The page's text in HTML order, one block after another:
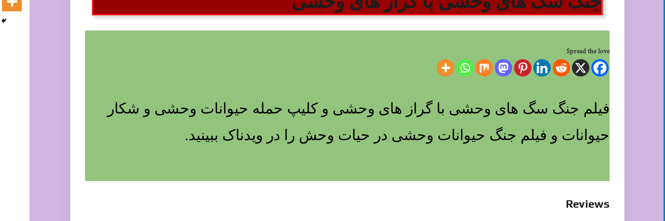
Spread the love
فیلم جنگ سگ های وحشی با گراز های وحشی و کلیپ حمله حیوانات وحشی و شکار
حیوانات و فیلم جنگ حیوانات وحشی در حیات وحش را در ویدناک ببینید.
Reviews